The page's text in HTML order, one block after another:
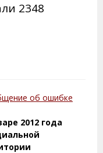
2348
об ошибке
2012 года